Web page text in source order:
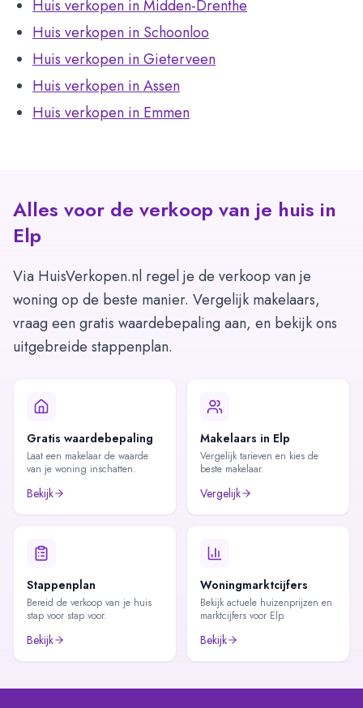
Huis verkopen in Midden-Drenthe
Huis verkopen in Schoonloo
Huis verkopen in Gieterveen
Huis verkopen in Assen
Huis verkopen in Emmen
Alles voor de verkoop van je huis in
Elp
Via HuisVerkopen.nl regel je de verkoop van je
woning op de beste manier. Vergelijk makelaars,
vraag een gratis waardebepaling aan, en bekijk ons
uitgebreide stappenplan.
Gratis waardebepaling
Laat een makelaar de waarde
van je woning inschatten.
Bekijk
Makelaars in Elp
Vergelijk tarieven en kies de
beste makelaar.
Vergelijk
Stappenplan
Bereid de verkoop van je huis
stap voor stap voor.
Bekijk
Woningmarktcijfers
Bekijk actuele huizenprijzen en
marktcijfers voor Elp.
Bekijk